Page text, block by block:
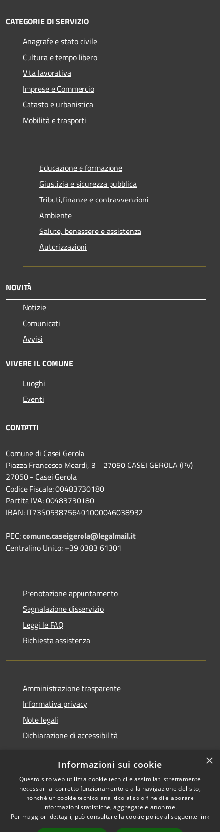
CATEGORIE DI SERVIZIO
Anagrafe e stato civile
Cultura e tempo libero
Vita lavorativa
Imprese e Commercio
Catasto e urbanistica
Mobilità e trasporti
Educazione e formazione
Giustizia e sicurezza pubblica
Tributi,finanze e contravvenzioni
Ambiente
Salute, benessere e assistenza
Autorizzazioni
NOVITÀ
Notizie
Comunicati
Avvisi
VIVERE IL COMUNE
Luoghi
Eventi
CONTATTI
Comune di Casei Gerola
Piazza Francesco Meardi, 3 - 27050 CASEI GEROLA (PV) -
27050 - Casei Gerola
Codice Fiscale: 00483730180
Partita IVA: 00483730180
IBAN: IT73S0538756401000046038932
PEC:comune.caseigerola@legalmail.it
Centralino Unico: +39 0383 61301
Prenotazione appuntamento
Segnalazione disservizio
Leggi le FAQ
Richiesta assistenza
Amministrazione trasparente
Informativa privacy
Note legali
Dichiarazione di accessibilità
RSS
Accessibilità
Cookie
Copyright © 2026 • Comune di
Casei Gerola • Powered by
Municipium•Accesso
redazione
×
Informazioni sui cookie
Questo sito web utilizza cookie tecnici e assimilati strettamente
necessari al corretto funzionamento e alla navigazione del sito,
nonché un cookie tecnico analitico al solo fine di elaborare
informazioni statistiche, aggregate e anonime.
Per maggiori dettagli, può consultare la cookie policy al seguente link